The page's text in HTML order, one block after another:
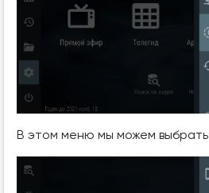
В этом меню мы можем выбрать